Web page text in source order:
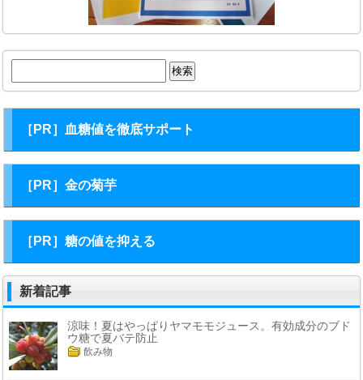
索:
［PR］血糖値を徹底サポート
［PR］金の菊芋
［PR］糖の値を抑える
新着記事
涼味！夏はやっぱりヤマモモジュース。有効成分のブド
ウ糖で夏バテ防止
飲み物